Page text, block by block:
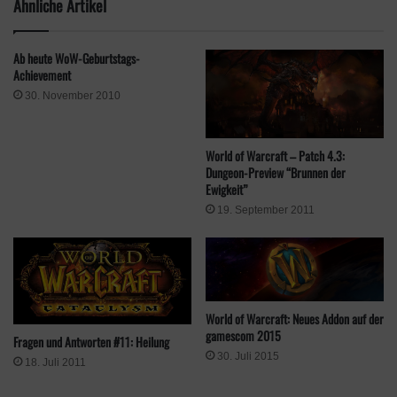
Ähnliche Artikel
Ab heute WoW-Geburtstags-
Achievement
30. November 2010
World of Warcraft – Patch 4.3:
Dungeon-Preview “Brunnen der
Ewigkeit”
19. September 2011
Fragen und Antworten #11: Heilung
18. Juli 2011
World of Warcraft: Neues Addon auf der
gamescom 2015
30. Juli 2015